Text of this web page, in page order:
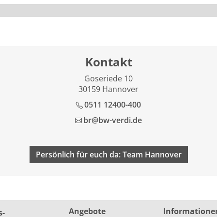
Kontakt
Goseriede 10
30159 Hannover
0511 12400-400
br@bw-verdi.de
Persönlich für euch da: Team Hannover
Angebote